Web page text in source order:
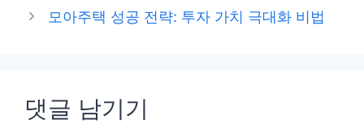
모아주택 성공 전략: 투자 가치 극대화 비법
댓글 남기기